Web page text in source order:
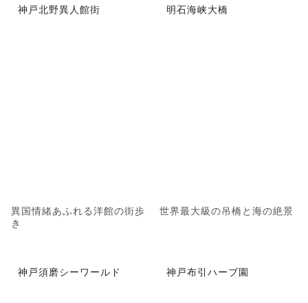
神戸北野異人館街
異国情緒あふれる洋館の街歩
き
明石海峡大橋
世界最大級の吊橋と海の絶景
神戸須磨シーワールド 神戸布引ハーブ園